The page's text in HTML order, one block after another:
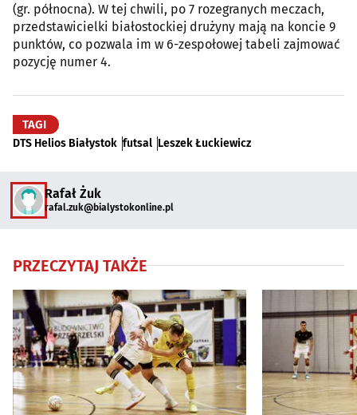
(gr. północna). W tej chwili, po 7 rozegranych meczach,
przedstawicielki białostockiej drużyny mają na koncie 9
punktów, co pozwala im w 6-zespołowej tabeli zajmować
pozycję numer 4.
TAGI
DTS Helios Białystok futsal Leszek Łuckiewicz
Rafał Żuk
rafal.zuk@bialystokonline.pl
PRZECZYTAJ TAKŻE